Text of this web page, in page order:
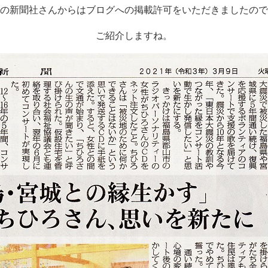
新聞社さんからはブログへの掲載許可をいただきましたの
ご紹介しますね。